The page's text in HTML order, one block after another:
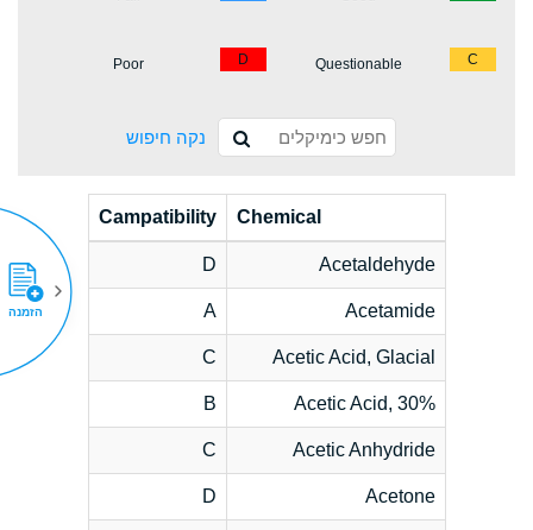
C
Questionable
D
Poor
נקה חיפוש
Chemical
Campatibility
Acetaldehyde
D
Acetamide
A
Acetic Acid, Glacial
C
Acetic Acid, 30%
B
Acetic Anhydride
C
Acetone
D
הזמנה